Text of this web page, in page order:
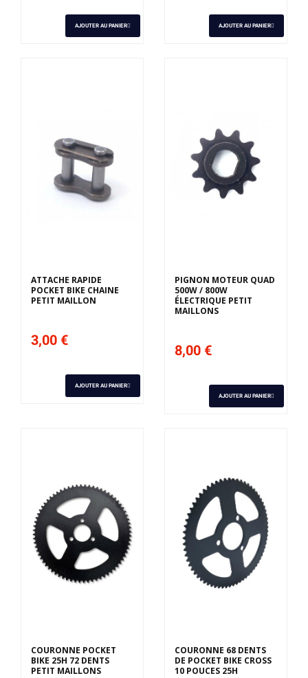
AJOUTER AU PANIER AJOUTER AU PANIER
ATTACHE RAPIDE
POCKET BIKE CHAINE
PETIT MAILLON
3,00 €
AJOUTER AU PANIER
PIGNON MOTEUR QUAD
500W / 800W
ÉLECTRIQUE PETIT
MAILLONS
8,00 €
AJOUTER AU PANIER
COURONNE POCKET
BIKE 25H 72 DENTS
PETIT MAILLONS
COURONNE 68 DENTS
DE POCKET BIKE CROSS
10 POUCES 25H